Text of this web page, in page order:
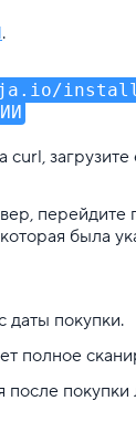
.
curl,
перейдите
была
даты покупки.
полное